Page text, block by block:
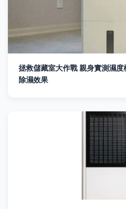
拯救儲藏室大作戰 親身實測濕
除濕效果